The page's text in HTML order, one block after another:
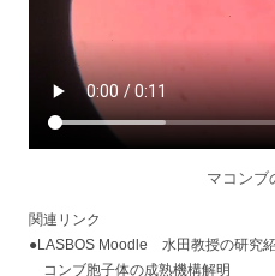
マコンブ
関連リンク
●LASBOS Moodle 水田教授の研究
コンブ胞子体の成熟機構解明